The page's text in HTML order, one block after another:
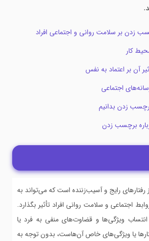
زدن بر سلامت روانی و اجتماعی افراد
کار
آن بر اعتماد به نفس
اجتماعی
زدن بدانیم
برچسب زدن
رایج و آسیب‌زننده است که می‌تواند به
اجتماعی و سلامت روانی افراد تأثیر بگذارد.
ویژگی‌ها و قضاوت‌های منفی به فرد یا
یا ویژگی‌های خاص آن‌هاست، بدون توجه به